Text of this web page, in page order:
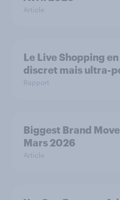
Article
Le Live Shopping
discret mais ultra-
Rapport
Biggest Brand
Mars 2026
Article